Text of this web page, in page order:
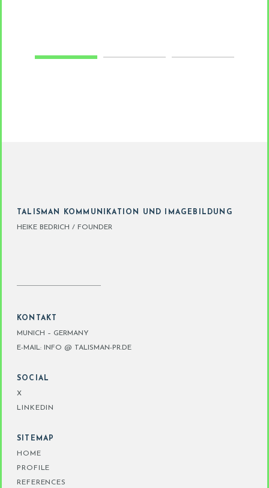
TALISMAN KOMMUNIKATION UND IMAGEBILDUNG
HEIKE BEDRICH / FOUNDER
KONTAKT
MUNICH – GERMANY
E-MAIL: INFO @ TALISMAN-PR.DE
SOCIAL
X
LINKEDIN
SITEMAP
HOME
PROFILE
REFERENCES